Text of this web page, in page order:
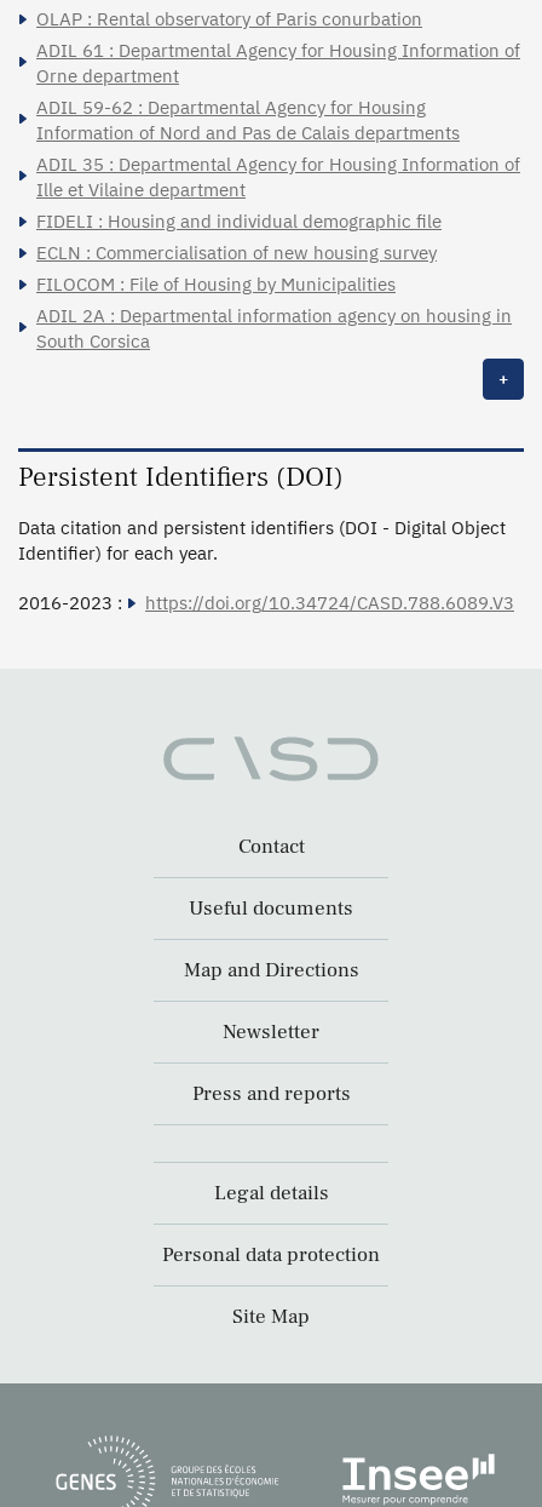
OLAP : Rental observatory of Paris conurbation
ADIL 61 : Departmental Agency for Housing Information of
Orne department
ADIL 59-62 : Departmental Agency for Housing
Information of Nord and Pas de Calais departments
ADIL 35 : Departmental Agency for Housing Information of
Ille et Vilaine department
FIDELI : Housing and individual demographic file
ECLN : Commercialisation of new housing survey
FILOCOM : File of Housing by Municipalities
ADIL 2A : Departmental information agency on housing in
South Corsica
+
Persistent Identifiers (DOI)
Data citation and persistent identifiers (DOI - Digital Object
Identifier) for each year.
2016-2023 : https://doi.org/10.34724/CASD.788.6089.V3
Contact
Useful documents
Map and Directions
Newsletter
Press and reports
Legal details
Personal data protection
Site Map